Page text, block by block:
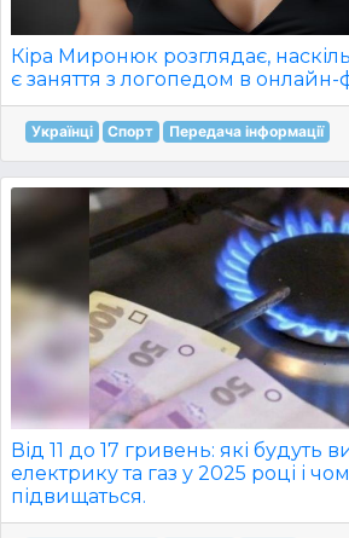
Кіра Миронюк розглядає,
є заняття з логопедом в онлайн-
Українці Спорт Передача інформації
Від 11 до 17 гривень: які будуть
електрику та газ у 2025 році і
підвищаться.